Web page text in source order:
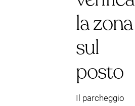
la zona
sul
posto
Il parcheggio